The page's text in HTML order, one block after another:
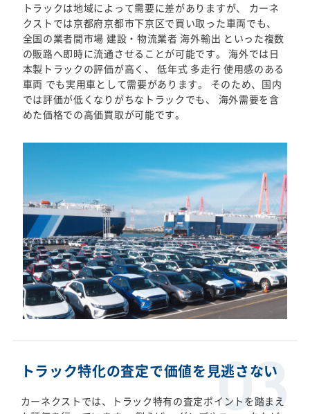
トラックは地域によって需要に差がありますが、 カーネ
クストでは京都府京都市下京区で買い取った車両でも、
全国の業者間市場 建設・物流業者 海外輸出 といった複数
の販路へ即時に流通させることが可能です。 海外では日
本製トラックの評価が高く、 低年式 多走行 使用感のある
車両 でも実用車として需要があります。 そのため、国内
では評価が低くなりがちなトラックでも、 海外需要を含
めた価格での高価買取が可能です。
トラック特化の査定で価値を見逃さない
カーネクストでは、トラック特有の査定ポイントを踏まえ